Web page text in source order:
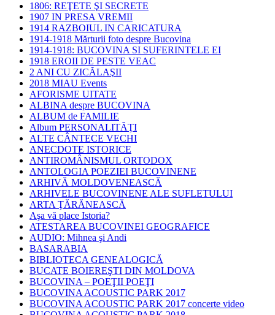
1806: REŢETE ŞI SECRETE
1907 IN PRESA VREMII
1914 RAZBOIUL IN CARICATURA
1914-1918 Mărturii foto despre Bucovina
1914-1918: BUCOVINA SI SUFERINTELE EI
1918 EROII DE PESTE VEAC
2 ANI CU ZICĂLAŞII
2018 MIAU Events
AFORISME UITATE
ALBINA despre BUCOVINA
ALBUM de FAMILIE
Album PERSONALITĂŢI
ALTE CÂNTECE VECHI
ANECDOTE ISTORICE
ANTIROMÂNISMUL ORTODOX
ANTOLOGIA POEZIEI BUCOVINENE
ARHIVĂ MOLDOVENEASCĂ
ARHIVELE BUCOVINENE ALE SUFLETULUI
ARTA ŢĂRĂNEASCĂ
Aşa vă place Istoria?
ATESTAREA BUCOVINEI GEOGRAFICE
AUDIO: Mihnea şi Andi
BASARABIA
BIBLIOTECA GENEALOGICĂ
BUCATE BOIEREŞTI DIN MOLDOVA
BUCOVINA – POEŢII POEŢI
BUCOVINA ACOUSTIC PARK 2017
BUCOVINA ACOUSTIC PARK 2017 concerte video